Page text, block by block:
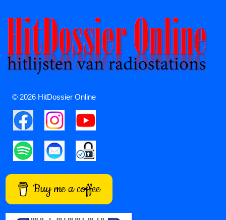
© 2026 HitDossier Online
Buy me a coffee